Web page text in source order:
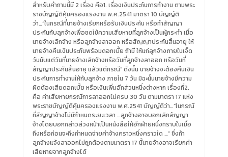
สำหรับคำถามนี้มี 2 เรื่อง คือ1. เรื่องเงินประกันการทำงาน ตามพระ
ราชบัญญัติคุ้มครองแรงงาน พ.ศ.2541 มาตรา 10 บัญญัติ
ว่า…”ในกรณีที่นายจ้างเรียกหรือรับเงินประกัน หรือทำสัญญา
ประกันกับลูกจ้างเพื่อชดใช้ความเสียหายที่ลูกจ้างเป็นผู้กระทำ เมื่อ
นายจ้างเลิกจ้าง หรือลูกจ้างลาออก หรือสัญญาประกันสิ้นอายุ ให้
นายจ้างคืนเงินประกันพร้อมดอกเบี้ย ถ้ามี ให้แก่ลูกจ้างภายในเจ็ด
วันนับแต่วันที่นายจ้างเลิกจ้างหรือวันที่ลูกจ้างลาออก หรือวันที่
สัญญาประกันสิ้นอายุ แล้วแต่กรณี” ดังนั้น นายจ้างจะต้องคืนเงิน
ประกันการทำงานให้กับลูกจ้าง ภายใน 7 วัน มิฉะนั้นนายจ้างมีความ
ผิดต้องเสียดอกเบี้ย หรือเงินเพิ่มอีกส่วนหนึ่งต่างหาก เรื่องที่2.
คือ ค่าเสียหายกรณีการลาออกไม่ครบ 30 วัน ตามมาตรา 17 แห่ง
พระราชบัญญัติคุ้มครองแรงงาน พ.ศ.2541 บัญญัติว่า…”ในกรณี
ที่สัญญาจ้างไม่มีกำหนดระยะเวลา …ลูกจ้างอาจบอกเลิกสัญญา
จ้างโดยบอกกล่าวล่วงหน้าเป็นหนังสือให้อีกฝ่ายหนึ่งทราบในเมื่อ
ถึงหรือก่อนจะถึงกำหนดจ่ายค่าจ้างคราวหนึ่งคราวใด …” ซึ่งถ้า
ลูกจ้างแจ้งลาออกไม่ถูกต้องตามมาตรา 17 นี้นายจ้างอาจเรียกค่า
เสียหายจากลูกจ้างได้